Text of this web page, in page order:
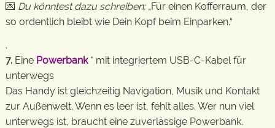
💌 Du könntest dazu schreiben:„Für einen Kofferraum, der
so ordentlich bleibt wie Dein Kopf beim Einparken.“
.
7. Eine Powerbank* mit integriertem USB-C-Kabel für
unterwegs
Das Handy ist gleichzeitig Navigation, Musik und Kontakt
zur Außenwelt. Wenn es leer ist, fehlt alles. Wer nun viel
unterwegs ist, braucht eine zuverlässige Powerbank.